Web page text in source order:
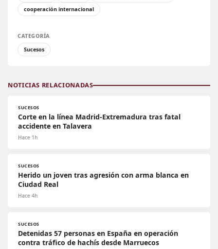
cooperación internacional
CATEGORÍA
Sucesos
NOTICIAS RELACIONADAS
SUCESOS
Corte en la línea Madrid-Extremadura tras fatal
accidente en Talavera
Hace 1h
SUCESOS
Herido un joven tras agresión con arma blanca en
Ciudad Real
Hace 4h
SUCESOS
Detenidas 57 personas en España en operación
contra tráfico de hachís desde Marruecos